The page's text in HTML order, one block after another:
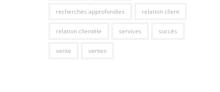
recherches approfondies relation client
relation clientèle services succès
vente ventes